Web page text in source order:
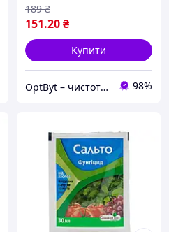
151.20₴
189 ₴
Купити
OptByt – чистота, защита, комфорт Средства для дома, сада 98%